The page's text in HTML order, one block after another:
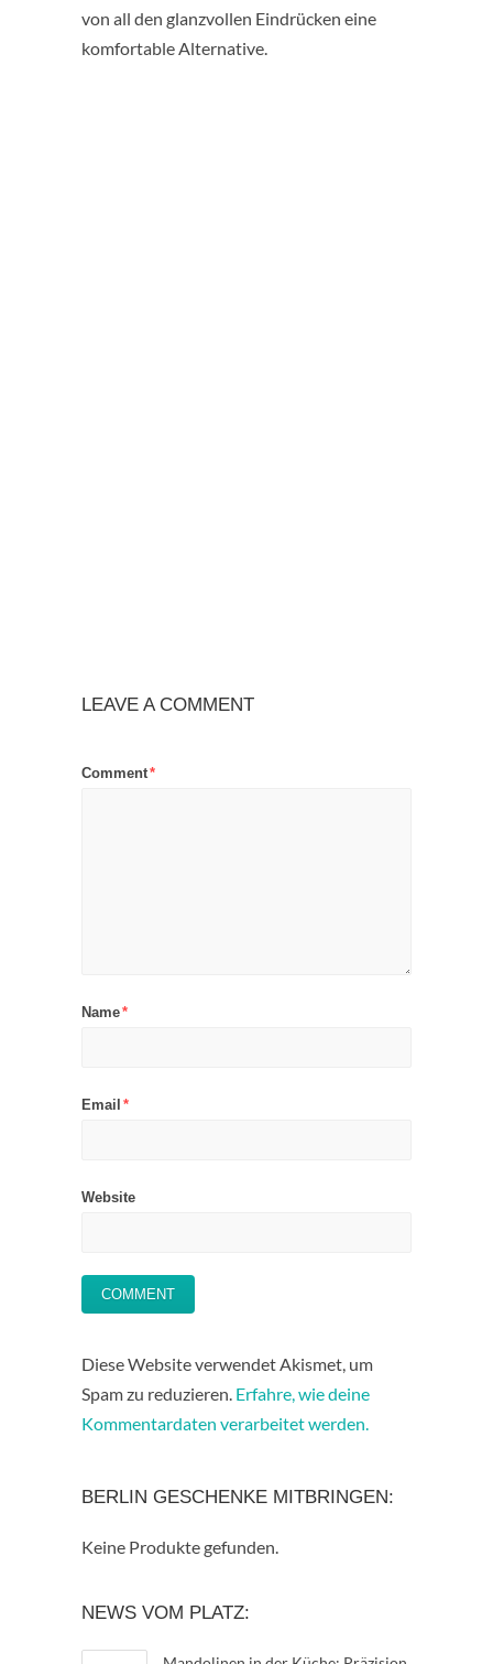
von all den glanzvollen Eindrücken eine
komfortable Alternative.
LEAVE A COMMENT
Comment*
Name*
Email *
Website
Diese Website verwendet Akismet, um
Spam zu reduzieren. Erfahre, wie deine
Kommentardaten verarbeitet werden.
BERLIN GESCHENKE MITBRINGEN:
Keine Produkte gefunden.
NEWS VOM PLATZ: